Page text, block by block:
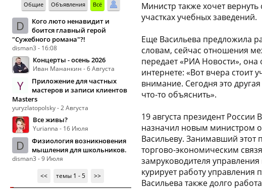
Общие Объявления Всё
D
Кого люто ненавидит и
боится главный герой
"Сужебного романа"?!
disman3 - 16:08
Концерты - осень 2026
Иван Мананкин - 6 Августа
Y
Приложение для частных
мастеров и записи клиентов
Masters
yuryzlatopolsky - 2 Августа
Все живы?
Yurianna - 16 Июля
D
Физиология возникновения
мышления для школьников.
disman3 - 9 Июля
<<
темы 1 - 5 >>
Министр также хочет
участках учебных заведений.
Еще Васильева предложила
словам, сейчас отношения
передает «РИА Новости»,
интернете: «Вот вчера стоит
внимание. Сегодня это
что-то объяснить».
19 августа президент
назначил новым министром
Васильеву. Занимавший этот
торгово-экономическим
замруководителя
курирует работу
Васильева также долго